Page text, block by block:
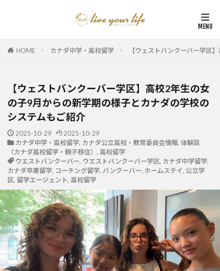
HOME カナダ中学・高校留学 【ウェストバンクーバー学区
【ウェストバンクーバー学区】高校2年生の女
の子9月からの新学期の様子とカナダの学校の
システムもご紹介
2025-10-29
2025-10-29
カナダ中学・高校留学, カナダ公立高校・教育委員会情報, 体験談
（カナダ高校留学・親子移住） , 高校留学
ウエストバンクーバー, ウエストバンクーバー学区, カナダ中学留学,
カナダ卒業留学, コーチング留学, バンクーバー, ホームステイ, 公立学
区, 留学エージェント, 高校留学